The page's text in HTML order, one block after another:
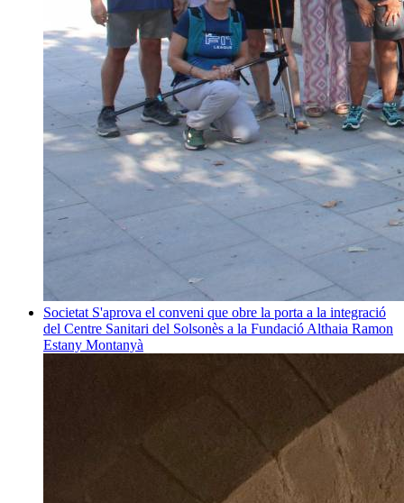
Societat S'aprova el conveni que obre la porta a la integració
del Centre Sanitari del Solsonès a la Fundació Althaia Ramon
Estany Montanyà